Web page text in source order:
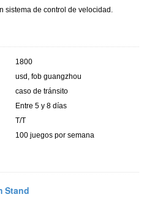
sistema de control de velocidad.
1800
usd, fob guangzhou
caso de tránsito
Entre 5 y 8 días
T/T
100 juegos por semana
Stand